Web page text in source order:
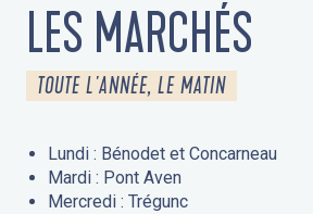
LES MARCHÉS
TOUTE L'ANNÉE, LE MATIN
Lundi : Bénodet et Concarneau
Mardi : Pont Aven
Mercredi : Trégunc